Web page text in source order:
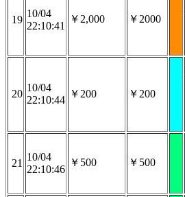
19
10/04
22:10:41
￥2,000 ￥2000
20
10/04
22:10:44
￥200 ￥200
21
10/04
22:10:46
￥500 ￥500